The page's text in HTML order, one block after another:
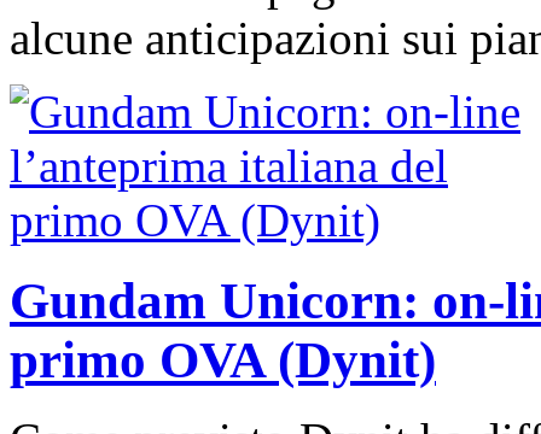
alcune anticipazioni sui
Gundam Unicorn: on-
primo OVA (Dynit)